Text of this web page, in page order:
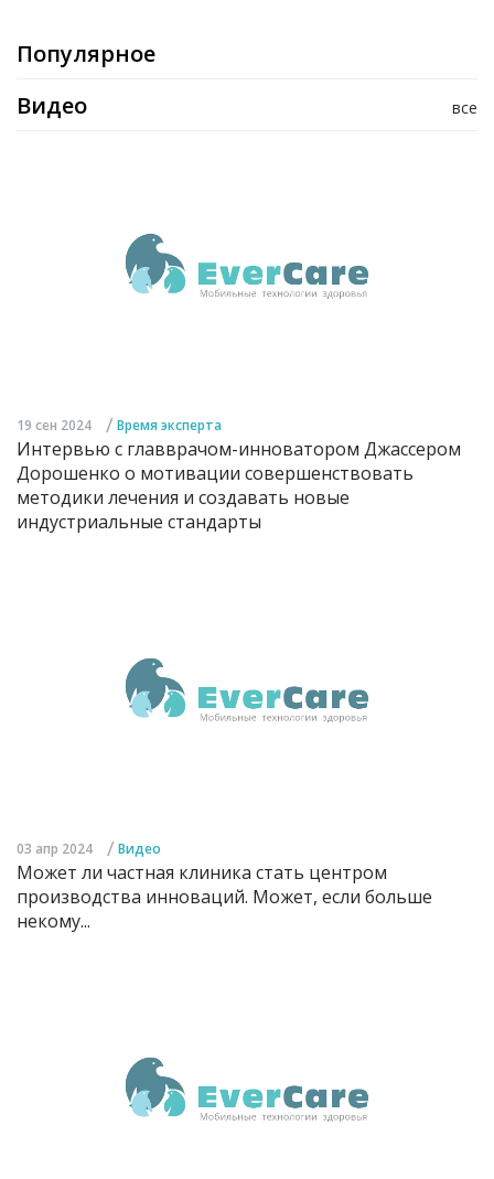
Популярное
все
Видео
19 сен 2024 / Время эксперта
Интервью с главврачом-инноватором Джассером
Дорошенко о мотивации совершенствовать
методики лечения и создавать новые
индустриальные стандарты
03 апр 2024 / Видео
Может ли частная клиника стать центром
производства инноваций. Может, если больше
некому...